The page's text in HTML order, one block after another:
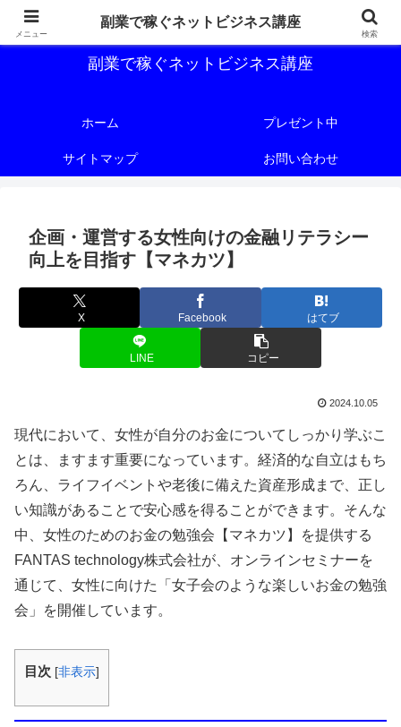
副業で稼ぐためのネットビジネス講座を公開しております。
副業で稼ぐネットビジネス講座
ホーム プレゼント中
サイトマップ お問い合わせ
企画・運営する女性向けの金融リテラシー
向上を目指す【マネカツ】
X Facebook はてブ
LINE コピー
2024.10.05
現代において、女性が自分のお金についてしっかり学ぶこ
とは、ますます重要になっています。経済的な自立はもち
ろん、ライフイベントや老後に備えた資産形成まで、正し
い知識があることで安心感を得ることができます。そんな
中、女性のためのお金の勉強会【マネカツ】を提供する
FANTAS technology株式会社が、オンラインセミナーを
通じて、女性に向けた「女子会のような楽しいお金の勉強
会」を開催しています。
目次 [非表示]
メニュー
副業で稼ぐネットビジネス講座
検索